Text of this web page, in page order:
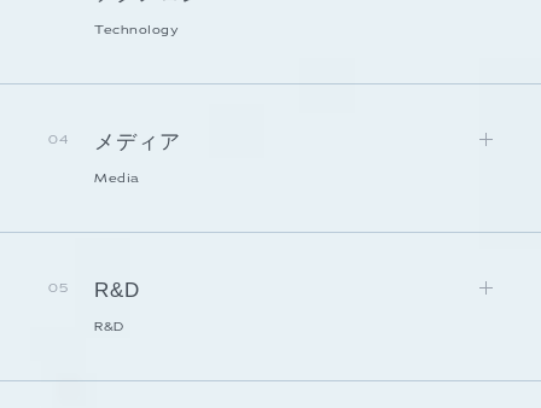
Technology
04 メディア
Media
05 R&D
R&D